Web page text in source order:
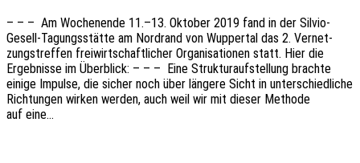
– – – Am Wochen­en­de 11.–13. Okto­ber 2019 fand in der Silvio-
Gesell-Tagungs­­­stä­t­­te am Nord­rand von Wupper­tal das 2. Vernet­
zungs­tref­fen frei­wirt­schaft­li­cher Orga­ni­sa­tio­nen statt. Hier die
Ergeb­nis­se im Über­blick: – – – Eine Struk­tur­auf­stel­lung brach­te
einige Impul­se, die sicher noch über länge­re Sicht in unter­schied­li­che
Rich­tun­gen wirken werden, auch weil wir mit dieser Metho­de
auf eine…